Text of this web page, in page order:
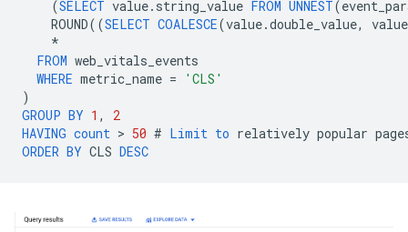
(SELECT value. string_value FROM UNNEST(
ROUND((SELECT COALESCE(value.double_value,
value
*
FROM web_vitals_events
WHERE metric_name =
'CLS'
)
GROUP BY 1 ,
2
HAVING count > 50 # Limit to relatively popular
ORDER BY CLS DESC